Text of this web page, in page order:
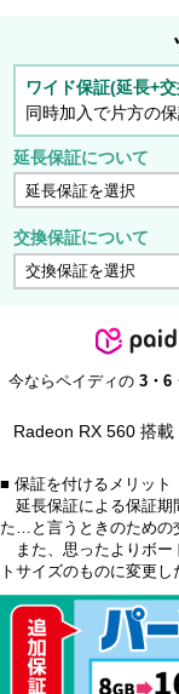
ワイド保証(延長+
同時加入で片方の
延長保証について
交換保証について
今ならペイディの 3・6
Radeon RX 560 搭
■ 保証を付けるメリット
延長保証による保証期
た…と言うときのための
また、思ったよりボー
トサイズのものに変更